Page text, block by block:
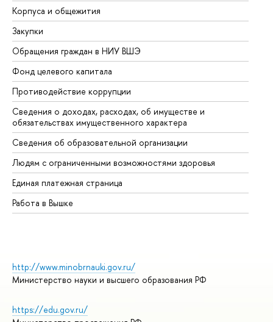
Корпуса и общежития
Закупки
Обращения граждан в НИУ ВШЭ
Фонд целевого капитала
Противодействие коррупции
Сведения о доходах, расходах, об имуществе и
обязательствах имущественного характера
Сведения об образовательной организации
Людям с ограниченными возможностями здоровья
Единая платежная страница
Работа в Вышке
http://www.minobrnauki.gov.ru/
Министерство науки и высшего образования РФ
https://edu.gov.ru/